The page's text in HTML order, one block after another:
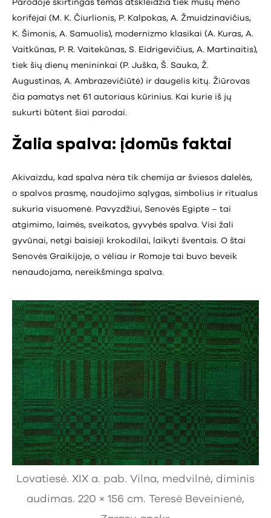
Parodoje skirtingas temas atskleidžia tiek mūsų meno
korifėjai (M. K. Čiurlionis, P. Kalpokas, A. Žmuidzinavičius,
K. Šimonis, A. Samuolis), modernizmo klasikai (A. Kuras, A.
Vaitkūnas, P. R. Vaitekūnas, S. Eidrigevičius, A. Martinaitis),
tiek šių dienų menininkai (P. Juška, Š. Sauka, Ž.
Augustinas, A. Ambrazevičiūtė) ir daugelis kitų. Žiūrovas
čia pamatys net 61 autoriaus kūrinius. Kai kurie iš jų
sukurti būtent šiai parodai.
Žalia spalva: įdomūs faktai
Akivaizdu, kad spalva nėra tik chemija ar šviesos dalelės,
o spalvos prasmę, naudojimo sąlygas, simbolius ir ritualus
sukuria visuomenė. Pavyzdžiui, Senovės Egipte – tai
atgimimo, laimės, sveikatos, gyvybės spalva. Visi žali
gyvūnai, netgi baisieji krokodilai, laikyti šventais. O štai
Senovės Graikijoje, o vėliau ir Romoje tai buvo beveik
nenaudojama, nereikšminga spalva.
Lovatiesė. XIX a. pab. Vilna, medvilnė, diminis
audimas. 220 × 156 cm. Teresė Beveinienė,